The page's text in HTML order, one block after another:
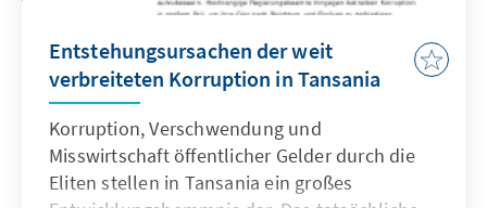
Entstehungsursachen der weit
verbreiteten Korruption in Tansania
Korruption, Verschwendung und
Misswirtschaft öffentlicher Gelder durch die
Eliten stellen in Tansania ein großes